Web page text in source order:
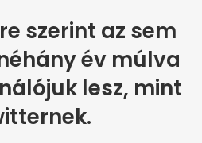
szerint az sem
év múlva
lesz, mint